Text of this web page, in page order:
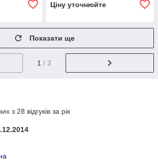
Ціну уточнюйте
Показати ще
1 / 2
з 28 відгуків за рік